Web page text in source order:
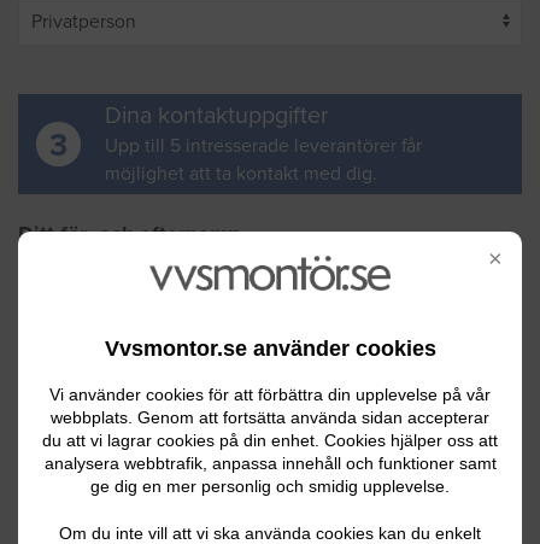
×
Vvsmontor.se använder cookies
Vi använder cookies för att förbättra din upplevelse på vår
webbplats. Genom att fortsätta använda sidan accepterar
du att vi lagrar cookies på din enhet. Cookies hjälper oss att
analysera webbtrafik, anpassa innehåll och funktioner samt
ge dig en mer personlig och smidig upplevelse.
Om du inte vill att vi ska använda cookies kan du enkelt
3
Dina kontaktuppgifter
Upp till 5 intresserade leverantörer får
möjlighet att ta kontakt med dig.
Ditt för- och efternamn
Din e-postadress
Ditt telefonnummer